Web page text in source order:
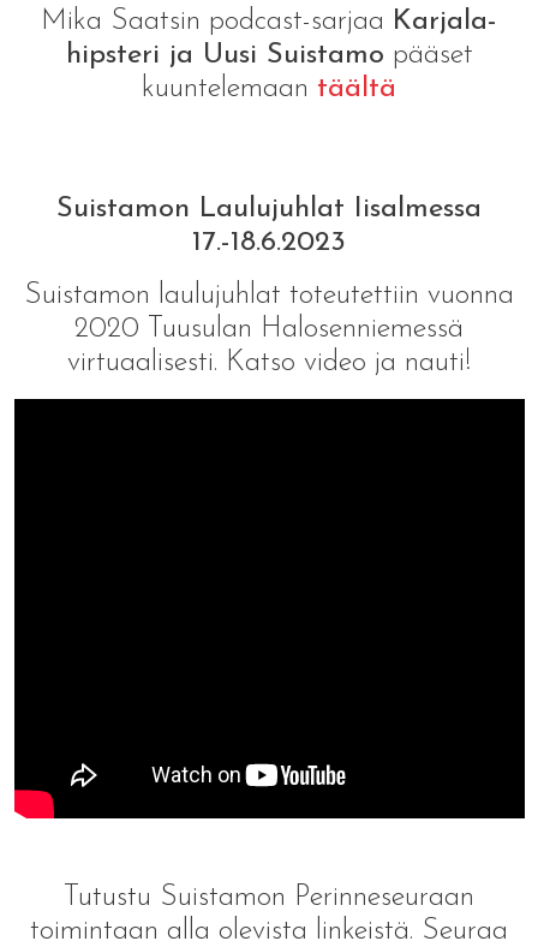
Mika Saatsin podcast-sarjaa Karjala-
hipsteri ja Uusi Suistamo pääset
kuuntelemaan täältä
Suistamon Laulujuhlat Iisalmessa
17.-18.6.2023
Suistamon laulujuhlat toteutettiin vuonna
2020 Tuusulan Halosenniemessä
virtuaalisesti. Katso video ja nauti!
Tutustu Suistamon Perinneseuraan
toimintaan alla olevista linkeistä. Seuraa